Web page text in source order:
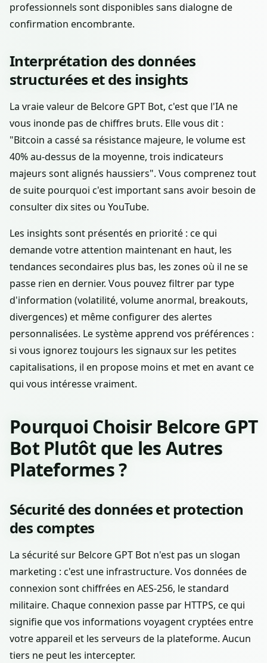
professionnels sont disponibles sans dialogne de
confirmation encombrante.
Interprétation des données
structurées et des insights
La vraie valeur de Belcore GPT Bot, c'est que l'IA ne
vous inonde pas de chiffres bruts. Elle vous dit :
"Bitcoin a cassé sa résistance majeure, le volume est
40% au-dessus de la moyenne, trois indicateurs
majeurs sont alignés haussiers". Vous comprenez tout
de suite pourquoi c'est important sans avoir besoin de
consulter dix sites ou YouTube.
Les insights sont présentés en priorité : ce qui
demande votre attention maintenant en haut, les
tendances secondaires plus bas, les zones où il ne se
passe rien en dernier. Vous pouvez filtrer par type
d'information (volatilité, volume anormal, breakouts,
divergences) et même configurer des alertes
personnalisées. Le système apprend vos préférences :
si vous ignorez toujours les signaux sur les petites
capitalisations, il en propose moins et met en avant ce
qui vous intéresse vraiment.
Pourquoi Choisir Belcore GPT
Bot Plutôt que les Autres
Plateformes ?
Sécurité des données et protection
des comptes
La sécurité sur Belcore GPT Bot n'est pas un slogan
marketing : c'est une infrastructure. Vos données de
connexion sont chiffrées en AES-256, le standard
militaire. Chaque connexion passe par HTTPS, ce qui
signifie que vos informations voyagent cryptées entre
votre appareil et les serveurs de la plateforme. Aucun
tiers ne peut les intercepter.